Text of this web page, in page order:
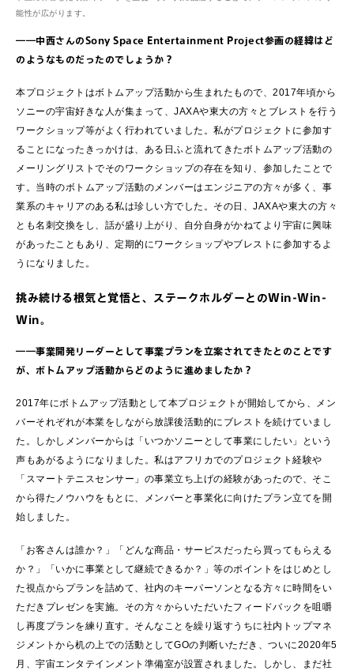
能性が広がります。
――中西さんのSony Space Entertainment Project参画の経緯はど
のようなものだったのでしょうか？
本プロジェクトはボトムアップ活動から生まれたもので、2017年頃から
ソニーの宇宙好きな人が集まって、JAXAや東大の方々とブレストを行う
ワークショップ等がよく行われていました。私がプロジェクトに参加す
ることになったきっかけは、ある日ふと流れてきたボトムアップ活動の
メーリングリストでそのワークショップの存在を知り、参加したことで
す。当時のボトムアップ活動のメンバーはエンジニアの方々が多く、事
業系のキャリアのある私は珍しい方でした。その日、JAXAや東大の方々
とも名刺交換をし、話が盛り上がり、自分自身がかねてより宇宙に興味
があったこともあり、定期的にワークショップやブレストに参加するよ
うになりました。
挑み続ける根気と覚悟と、ステークホルダーとのWin-Win-
Win。
――事業開発リーダーとして事業プランを立案されてきたとのことです
が、ボトムアップ活動からどのように進めましたか？
2017年にボトムアップ活動として本プロジェクトが開始してから、メン
バーそれぞれが本業をしながら放課後活動的にブレストを続けていまし
た。しかしメンバーからは「いつかソニーとして事業にしたい」という
声もあがるようになりました。私はアフリカでのプロジェクト経験や
「スマートテニスセンサー」の事業立ち上げの経験があったので、そこ
から得たノウハウをもとに、メンバーと事業化に向けたプラン立てを開
始しました。
「お客さんは誰か？」「どんな商品・サービスだったら買ってもらえる
か？」「いかに事業として継続できるか？」等のポイントをはじめとし
た視点からプランを詰めて、社内のキーパーソンとなる方々に時間をい
ただきプレゼンを実施。その方々からいただいたフィードバックを咀嚼
し再度プランを練り直す。そんなことを繰り返すうちに社内トップマネ
ジメントから机の上での活動としてGOの判断いただき、ついに2020年5
月、宇宙エンタテインメント準備室が設置されました。しかし、まだ社